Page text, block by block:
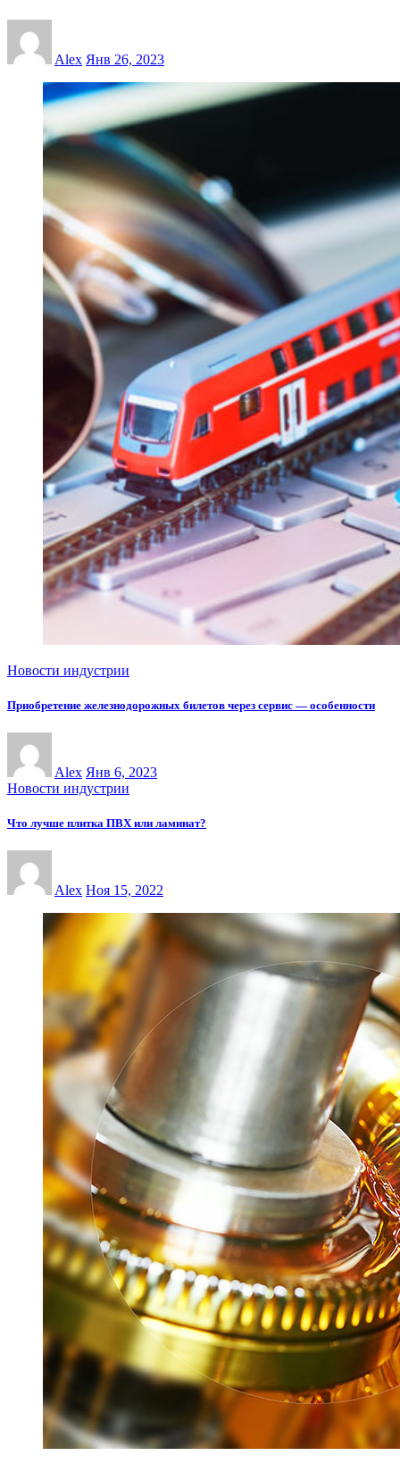
Alex Янв 26, 2023
Новости индустрии
Приобретение железнодорожных билетов через сервис — особенности
Alex Янв 6, 2023
Новости индустрии
Что лучше плитка ПВХ или ламинат?
Alex Ноя 15, 2022